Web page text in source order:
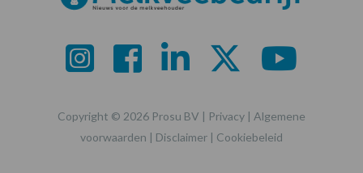
Copyright © 2026 Prosu BV | Privacy | Algemene
voorwaarden | Disclaimer | Cookiebeleid